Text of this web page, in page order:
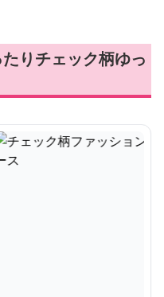
りチェック柄ゆっ